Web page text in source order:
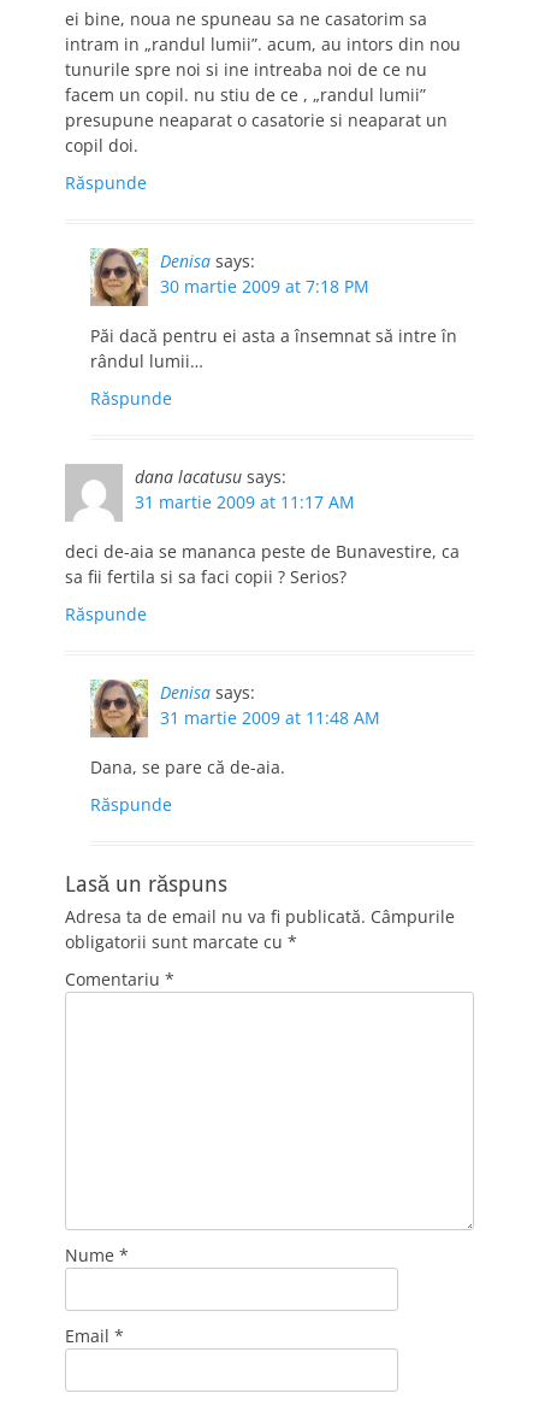
ei bine, noua ne spuneau sa ne casatorim sa
intram in „randul lumii”. acum, au intors din nou
tunurile spre noi si ine intreaba noi de ce nu
facem un copil. nu stiu de ce , „randul lumii”
presupune neaparat o casatorie si neaparat un
copil doi.
Răspunde
Denisa says:
30 martie 2009 at 7:18 PM
Păi dacă pentru ei asta a însemnat să intre în
rândul lumii…
Răspunde
dana lacatusu says:
31 martie 2009 at 11:17 AM
deci de-aia se mananca peste de Bunavestire, ca
sa fii fertila si sa faci copii ? Serios?
Răspunde
Denisa says:
31 martie 2009 at 11:48 AM
Dana, se pare că de-aia.
Răspunde
Lasă un răspuns
Adresa ta de email nu va fi publicată. Câmpurile
obligatorii sunt marcate cu *
Comentariu *
Nume *
Email *